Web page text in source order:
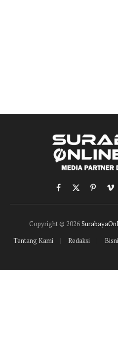
Facebook
X
(Twitter)
Pinterest
Copyright © 2026
Tentang Kami
Redaksi